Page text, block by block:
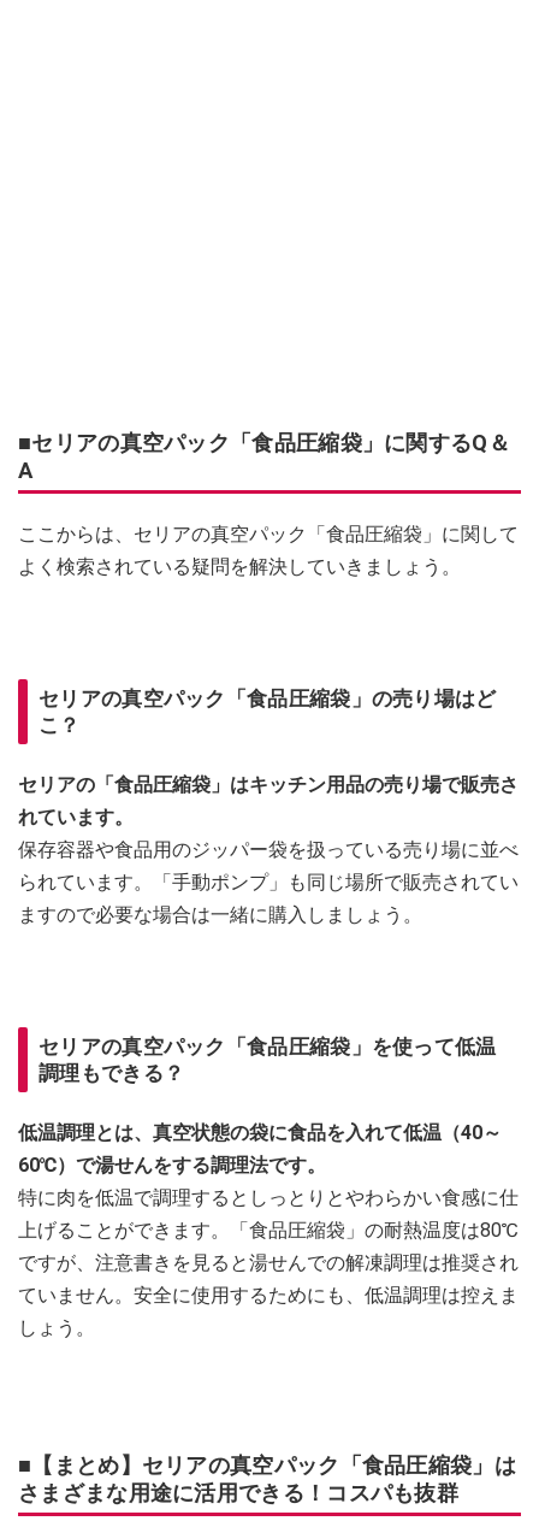
■セリアの真空パック「食品圧縮袋」に関するQ＆
A
ここからは、セリアの真空パック「食品圧縮袋」に関して
よく検索されている疑問を解決していきましょう。
セリアの真空パック「食品圧縮袋」の売り場はど
こ？
セリアの「食品圧縮袋」はキッチン用品の売り場で販売さ
れています。
保存容器や食品用のジッパー袋を扱っている売り場に並べ
られています。「手動ポンプ」も同じ場所で販売されてい
ますので必要な場合は一緒に購入しましょう。
セリアの真空パック「食品圧縮袋」を使って低温
調理もできる？
低温調理とは、真空状態の袋に食品を入れて低温（40～
60℃）で湯せんをする調理法です。
特に肉を低温で調理するとしっとりとやわらかい食感に仕
上げることができます。「食品圧縮袋」の耐熱温度は80℃
ですが、注意書きを見ると湯せんでの解凍調理は推奨され
ていません。安全に使用するためにも、低温調理は控えま
しょう。
■【まとめ】セリアの真空パック「食品圧縮袋」は
さまざまな用途に活用できる！コスパも抜群